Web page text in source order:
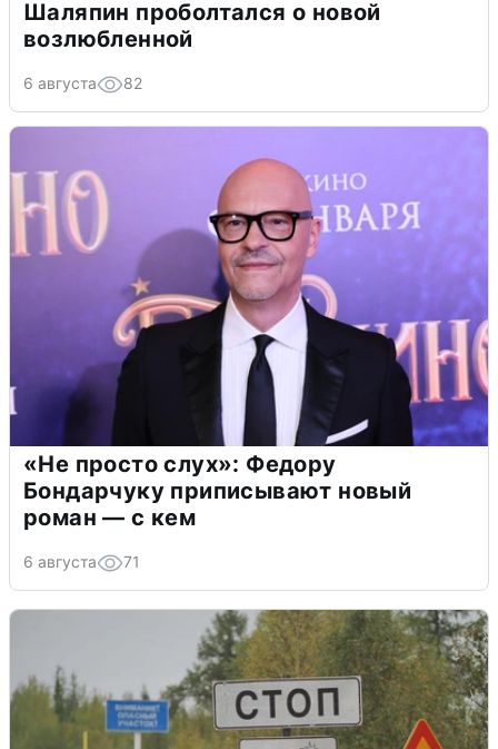
Шаляпин проболтался о новой
возлюбленной
6 августа 82
«Не просто слух»: Федору
Бондарчуку приписывают новый
роман — с кем
6 августа 71